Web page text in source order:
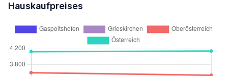
Hauskaufpreises